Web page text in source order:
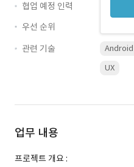
협업 예정 인력
우선 순위
관련 기술
Android
UX
업무 내용
프로젝트 개요 :